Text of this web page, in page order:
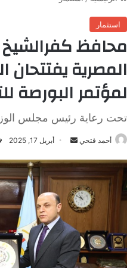
استثمار
محافظ
المصرية يفتتحان
لمؤتمر البورصة
تحت رعاية رئيس مجلس
أحمد فتحي
أرسل أبريل 17, 2025